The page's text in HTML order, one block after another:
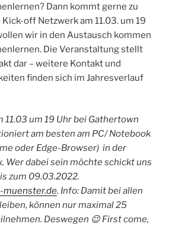
Dann kommt gerne zu
off Netzwerk am 11.03. um 19
wir in den Austausch kommen
Die Veranstaltung stellt
dar – weitere Kontakt und
finden sich im Jahresverlauf
um 19 Uhr bei Gathertown
am besten am PC/ Notebook
oder Edge-Browser) in der
Wer dabei sein möchte schickt uns
zum 09.03.2022.
muenster.de. Info: Damit bei allen
können nur maximal 25
Deswegen 😉 First come,